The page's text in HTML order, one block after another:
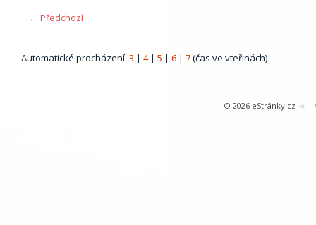
← Předchozí
Automatické procházení: 3 | 4| 5 | 6 | 7(čas ve vteřinách)
© 2026 eStránky.cz |